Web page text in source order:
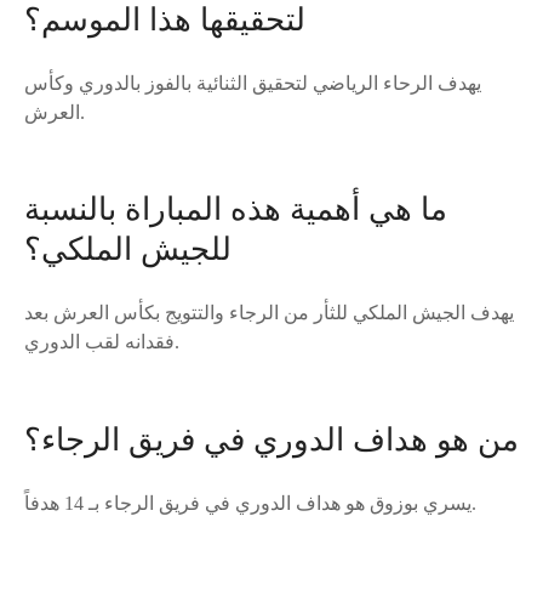
لتحقيقها هذا الموسم؟
يهدف الرحاء الرياضي لتحقيق الثنائية بالفوز بالدوري وكأس
العرش.
ما هي أهمية هذه المباراة بالنسبة
للجيش الملكي؟
يهدف الجيش الملكي للثأر من الرجاء والتتويج بكأس العرش بعد
فقدانه لقب الدوري.
من هو هداف الدوري في فريق الرجاء؟
يسري بوزوق هو هداف الدوري في فريق الرجاء بـ 14 هدفاً.